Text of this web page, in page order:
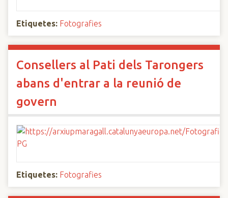
Etiquetes: Fotografies
Consellers al Pati dels Tarongers
abans d'entrar a la reunió de
govern
Etiquetes: Fotografies